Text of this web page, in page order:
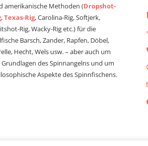
amerikanische Methoden (Dropshot-
,Texas-Rig, Carolina-Rig, Softjerk,
Rig, Wacky-Rig etc.) für die
Barsch, Zander, Rapfen, Döbel,
Hecht, Wels usw. – aber auch um
Grundlagen des Spinnangelns und um
Aspekte des Spinnfischens.